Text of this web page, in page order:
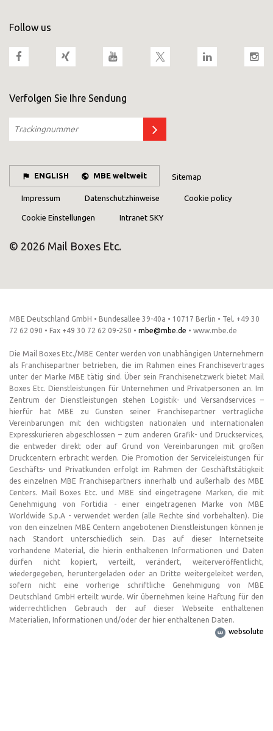
Follow us
Verfolgen Sie Ihre Sendung
ENGLISH MBE weltweit Sitemap
Impressum Datenschutzhinweise Cookie policy
Cookie Einstellungen Intranet SKY
© 2026 Mail Boxes Etc.
MBE Deutschland GmbH • Bundesallee 39-40a • 10717 Berlin • Tel. +49 30
72 62 090 • Fax +49 30 72 62 09-250 • mbe@mbe.de • www.mbe.de
Die Mail Boxes Etc./MBE Center werden von unabhängigen Unternehmern
als Franchisepartner betrieben, die im Rahmen eines Franchisevertrages
unter der Marke MBE tätig sind. Über sein Franchisenetzwerk bietet Mail
Boxes Etc. Dienstleistungen für Unternehmen und Privatpersonen an. Im
Zentrum der Dienstleistungen stehen Logistik- und Versandservices –
hierfür hat MBE zu Gunsten seiner Franchisepartner vertragliche
Vereinbarungen mit den wichtigsten nationalen und internationalen
Expresskurieren abgeschlossen – zum anderen Grafik- und Druckservices,
die entweder direkt oder auf Grund von Vereinbarungen mit großen
Druckcentern erbracht werden. Die Promotion der Serviceleistungen für
Geschäfts- und Privatkunden erfolgt im Rahmen der Geschäftstätigkeit
des einzelnen MBE Franchisepartners innerhalb und außerhalb des MBE
Centers. Mail Boxes Etc. und MBE sind eingetragene Marken, die mit
Genehmigung von Fortidia - einer eingetragenen Marke von MBE
Worldwide S.p.A - verwendet werden (alle Rechte sind vorbehalten). Die
von den einzelnen MBE Centern angebotenen Dienstleistungen können je
nach Standort unterschiedlich sein. Das auf dieser Internetseite
vorhandene Material, die hierin enthaltenen Informationen und Daten
dürfen nicht kopiert, verteilt, verändert, weiterveröffentlicht,
wiedergegeben, heruntergeladen oder an Dritte weitergeleitet werden,
sofern nicht eine vorherige schriftliche Genehmigung von MBE
Deutschland GmbH erteilt wurde. Wir übernehmen keine Haftung für den
widerrechtlichen Gebrauch der auf dieser Webseite enthaltenen
Materialien, Informationen und/oder der hier enthaltenen Daten.
websolute